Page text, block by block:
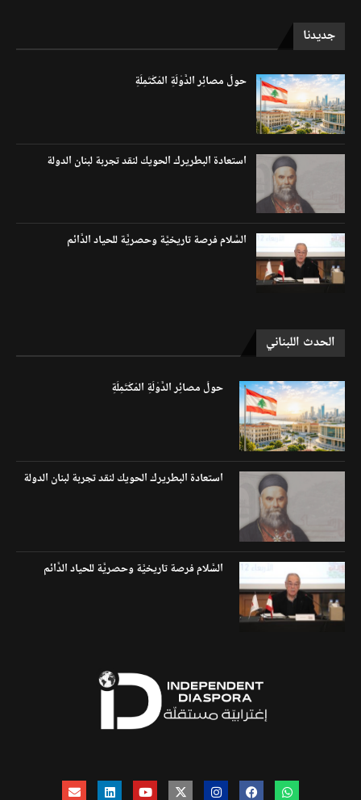
جديدنا
حولَ مصائِر الدَّوْلَةِ المُكْتَمِلَةِ
استعادة البطريرك الحويك لنقد تجربة لبنان الدولة
السَّلام فرصة تاريخيَّة وحصريَّة للحياد الدَّائم
الحدث اللبناني
حولَ مصائِر الدَّوْلَةِ المُكْتَمِلَةِ
استعادة البطريرك الحويك لنقد تجربة لبنان الدولة
السَّلام فرصة تاريخيَّة وحصريَّة للحياد الدَّائم